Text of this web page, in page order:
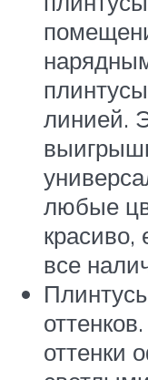
линией.
любые
все
оттенки